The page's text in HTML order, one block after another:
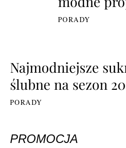
PORADY
Najmodniejsze
ślubne na sezon
PORADY
PROMOCJA